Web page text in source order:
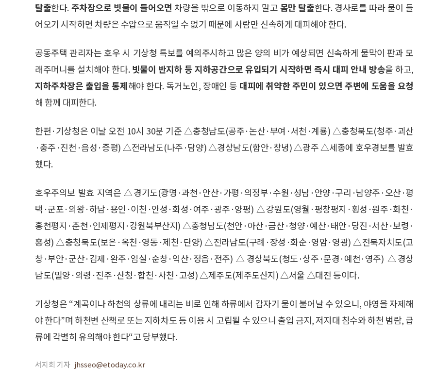
탈출한다.주차장으로 빗물이 들어오면 차량을 밖으로 이동하지 말고몸만 탈출한다. 경사로를 따라 물이 들
어오기 시작하면 차량은 수압으로 움직일 수 없기 때문에 사람만 신속하게 대피해야 한다.
공동주택 관리자는 호우 시 기상청 특보를 예의주시하고 많은 양의 비가 예상되면 신속하게 물막이 판과 모
래주머니를 설치해야 한다.빗물이 반지하 등 지하공간으로 유입되기 시작하면 즉시 대피 안내 방송을 하고,
지하주차장은 출입을 통제해야 한다. 독거노인, 장애인 등 대피에 취약한 주민이 있으면 주변에 도움을 요청
해 함께 대피한다.
한편·기상청은 이날 오전 10시 30분 기준 △충청남도(공주·논산·부여·서천·계룡) △충청북도(청주·괴산
·충주·진천·음성·증평) △전라남도(나주·담양) △경상남도(함안·창녕) △광주 △세종에 호우경보를 발효
했다.
호우주의보 발효 지역은 △경기도(광명·과천·안산·가평·의정부·수원·성남·안양·구리·남양주·오산·평
택·군포·의왕·하남·용인·이천·안성·화성·여주·광주·양평) △강원도(영월·평창평지·횡성·원주·화천·
홍천평지·춘천·인제평지·강원북부산지) △충청남도(천안·아산·금산·청양·예산·태안·당진·서산·보령·
홍성) △충청북도(보은·옥천·영동·제천·단양) △전라남도(구례·장성·화순·영암·영광) △전북자치도(고
창·부안·군산·김제·완주·임실·순창·익산·정읍·전주) △경상북도(청도·상주·문경·예천·영주) △경상
남도(밀양·의령·진주·산청·합천·사천·고성) △제주도(제주도산지) △서울 △대전 등이다.
기상청은 “계곡이나 하천의 상류에 내리는 비로 인해 하류에서 갑자기 물이 불어날 수 있으니, 야영을 자제해
야 한다”며 하천변 산책로 또는 지하차도 등 이용 시 고립될 수 있으니 출입 금지, 저지대 침수와 하천 범람, 급
류에 각별히 유의해야 한다“고 당부했다.
서지희 기자 jhsseo@etoday.co.kr